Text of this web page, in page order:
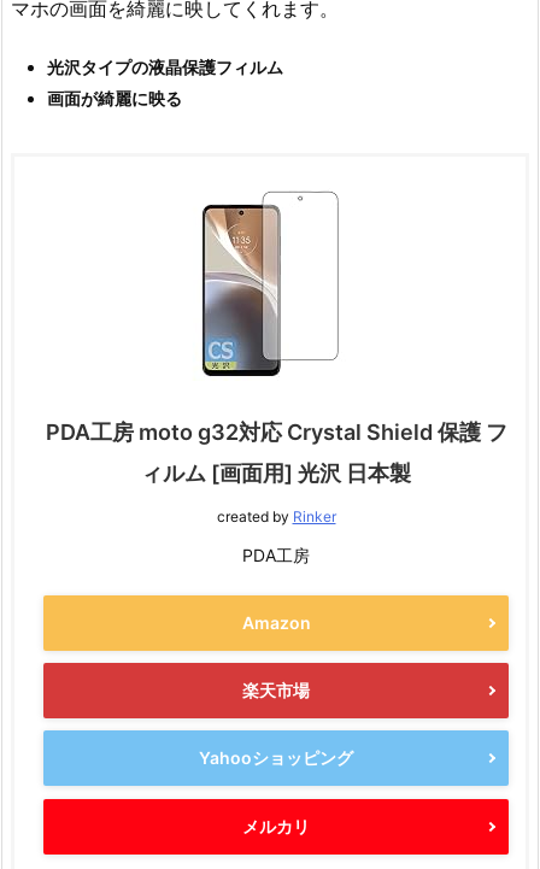
マホの画面を綺麗に映してくれます。
光沢タイプの液晶保護フィルム
画面が綺麗に映る
PDA工房 moto g32対応 Crystal Shield 保護 フ
ィルム [画面用] 光沢 日本製
created by Rinker
PDA工房
Amazon
楽天市場
Yahooショッピング
メルカリ